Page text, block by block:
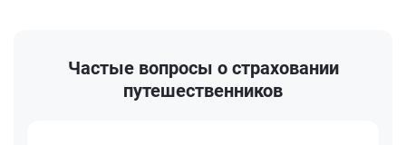
Частые вопросы о страховании
путешественников